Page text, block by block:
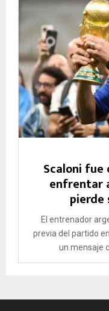
Scaloni
enfrentar
pierde
El entrenador
previa del partido
un mensaje